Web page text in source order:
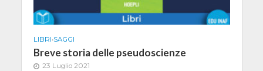
LIBRI•SAGGI
Breve storia delle pseudoscienze
23 Luglio 2021